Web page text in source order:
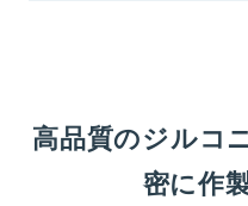
高品質のジルコ
密に作